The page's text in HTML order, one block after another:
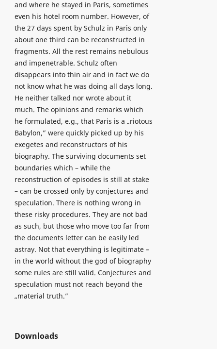
and where he stayed in Paris, sometimes
even his hotel room number. However, of
the 27 days spent by Schulz in Paris only
about one third can be reconstructed in
fragments. All the rest remains nebulous
and impenetrable. Schulz often
disappears into thin air and in fact we do
not know what he was doing all days long.
He neither talked nor wrote about it
much. The opinions and remarks which
he formulated, e.g., that Paris is a „riotous
Babylon,” were quickly picked up by his
exegetes and reconstructors of his
biography. The surviving documents set
boundaries which – while the
reconstruction of episodes is still at stake
– can be crossed only by conjectures and
speculation. There is nothing wrong in
these risky procedures. They are not bad
as such, but those who move too far from
the documents letter can be easily led
astray. Not that everything is legitimate –
in the world without the god of biography
some rules are still valid. Conjectures and
speculation must not reach beyond the
„material truth.”
Downloads